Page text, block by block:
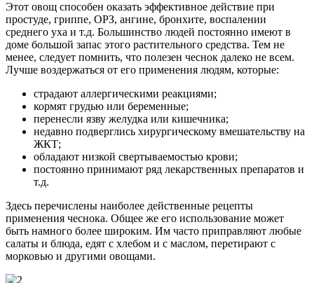
Этот овощ способен оказать эффективное действие при
простуде, гриппе, ОРЗ, ангине, бронхите, воспалении
среднего уха и т.д. Большинство людей постоянно имеют в
доме большой запас этого растительного средства. Тем не
менее, следует помнить, что полезен чеснок далеко не всем.
Лучше воздержаться от его применения людям, которые:
страдают аллергическими реакциями;
кормят грудью или беременные;
перенесли язву желудка или кишечника;
недавно подверглись хирургическому вмешательству на
ЖКТ;
обладают низкой свертываемостью крови;
постоянно принимают ряд лекарственных препаратов и
т.д.
Здесь перечислены наиболее действенные рецепты
применения чеснока. Общее же его использование может
быть намного более широким. Им часто приправляют любые
салаты и блюда, едят с хлебом и с маслом, перетирают с
морковью и другими овощами.